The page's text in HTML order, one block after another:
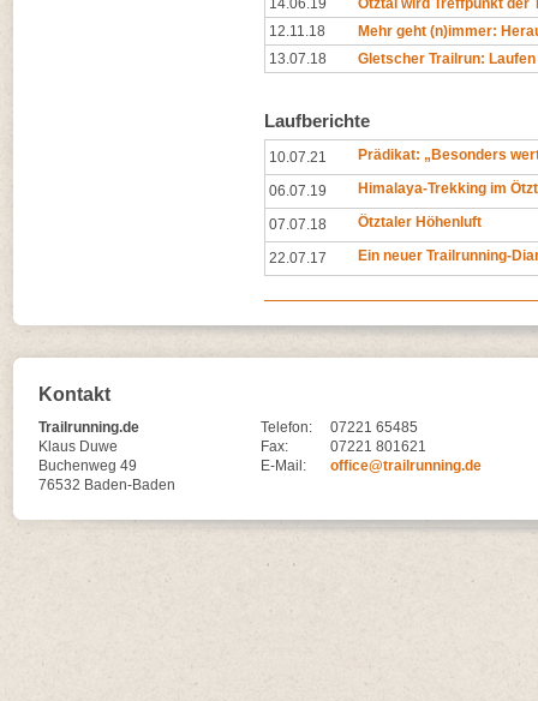
14.06.19
Ötztal wird Treffpunkt der
12.11.18
Mehr geht (n)immer:
13.07.18
Gletscher Trailrun:
Laufberichte
10.07.21 Prädikat: „Besonders
06.07.19 Himalaya-Trekking im
07.07.18 Ötztaler Höhenluft
22.07.17 Ein neuer Trailrunning-
Kontakt
Trailrunning.de
Klaus Duwe
Buchenweg 49
76532 Baden-Baden
Telefon:
07221 65485
Fax:
07221 801621
E-Mail:
office@trailrunning.de